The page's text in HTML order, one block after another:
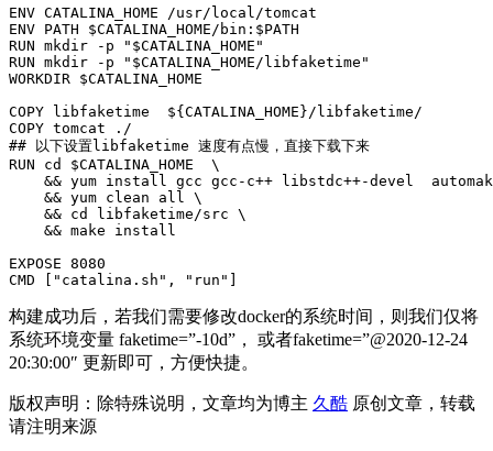
ENV CATALINA_HOME /usr/local/tomcat
ENV PATH $CATALINA_HOME/bin:$PATH
RUN mkdir -p "$CATALINA_HOME"
RUN mkdir -p "$CATALINA_HOME/libfaketime"
WORKDIR $CATALINA_HOME
COPY libfaketime  ${CATALINA_HOME}/libfaketime/
COPY tomcat ./
## 以下设置libfaketime 速度有点慢，直接下载下来
RUN cd $CATALINA_HOME  \
&& yum install gcc gcc-c++ libstdc++-devel
    && yum clean all \
    && cd libfaketime/src \
    && make install
EXPOSE 8080
CMD ["catalina.sh", "run"]
构建成功后，若我们需要修改docker的系统时间，则我们仅将
系统环境变量 faketime=”-10d”， 或者faketime=”@2020-12-24
20:30:00″ 更新即可，方便快捷。
版权声明：除特殊说明，文章均为博主 久酷 原创文章，转载
请注明来源